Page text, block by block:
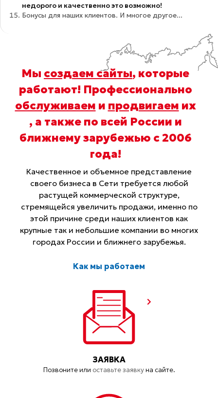
недорого и качественно это возможно!
Бонусы для наших клиентов. И многое другое...
Мы создаем сайты, которые
работают! Профессионально
обслуживаем и продвигаем их
, а также по всей России и
ближнему зарубежью с 2006
года!
Качественное и объемное представление
своего бизнеса в Сети требуется любой
растущей коммерческой структуре,
стремящейся увеличить продажи, именно по
этой причине среди наших клиентов как
крупные так и небольшие компании во многих
городах России и ближнего зарубежья.
Как мы работаем
ЗАЯВКА
Позвоните или оставьте заявкуна сайте.